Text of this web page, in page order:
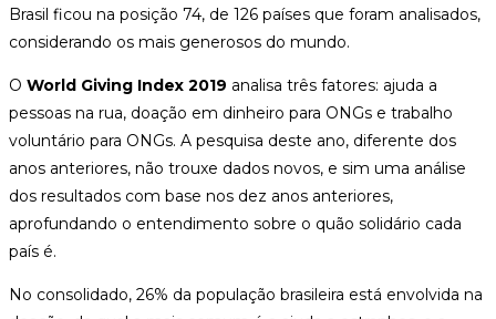
Brasil ficou na posição 74, de 126 países que foram analisados,
considerando os mais generosos do mundo.
O World Giving Index 2019 analisa três fatores: ajuda a
pessoas na rua, doação em dinheiro para ONGs e trabalho
voluntário para ONGs. A pesquisa deste ano, diferente dos
anos anteriores, não trouxe dados novos, e sim uma análise
dos resultados com base nos dez anos anteriores,
aprofundando o entendimento sobre o quão solidário cada
país é.
No consolidado, 26% da população brasileira está envolvida na